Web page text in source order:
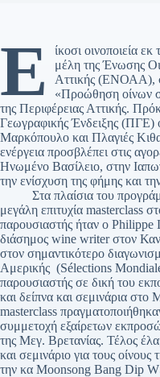
Ε
ίκοσι οινοποιεία
μέλη της Ένωσης
Αττικής (ΕΝΟΑΑ),
«Προώθηση οίνων
της Περιφέρειας Αττικής.
Γεωγραφικής Ένδειξης (ΠΓΕ)
Μαρκόπουλο και Πλαγιές
ενέργεια προσβλέπει στις
Ηνωμένο Βασίλειο, στην
την ενίσχυση της φήμης και
Στα πλαίσια του
μεγάλη επιτυχία masterclass
παρουσιαστής ήταν ο Philippe
διάσημος wine writer στον
στον σημαντικότερο
Αμερικής (Sélections
παρουσιαστής σε δική του
και δείπνα και σεμινάρια
masterclass
συμμετοχή εξαίρετων
της Μεγ. Βρετανίας. Τέλος
και σεμινάριο για τους
την κα Moonsong Bang Dip